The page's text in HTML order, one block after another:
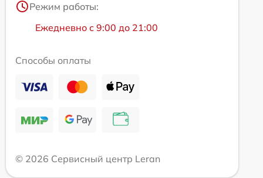
Режим работы:
Ежедневно с 9:00 до 21:00
Способы оплаты
© 2026 Сервисный центр Leran